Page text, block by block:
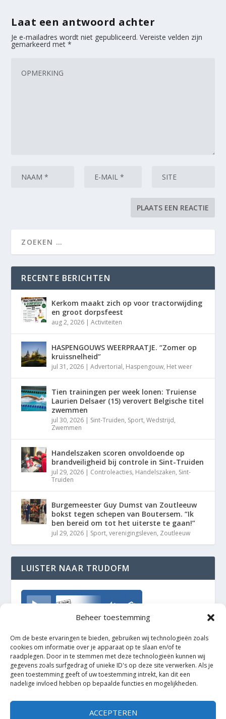
Beheer toestemming
Om de beste ervaringen te bieden, gebruiken wij technologieën zoals
cookies om informatie over je apparaat op te slaan en/of te
raadplegen. Door in te stemmen met deze technologieën kunnen wij
gegevens zoals surfgedrag of unieke ID's op deze site verwerken. Als je
geen toestemming geeft of uw toestemming intrekt, kan dit een
nadelige invloed hebben op bepaalde functies en mogelijkheden.
ACCEPTEREN
Laat een antwoord achter
Je e-mailadres wordt niet gepubliceerd. Vereiste velden zijn
gemarkeerd met*
RECENTE BERICHTEN
Kerkom maakt zich op voor tractorwijding
en groot dorpsfeest
aug 2, 2026 |Activiteiten
HASPENGOUWS WEERPRAATJE. “Zomer op
kruissnelheid”
jul 31, 2026 |Advertorial, Haspengouw, Het weer
Tien trainingen per week lonen: Truiense
Laurien Delsaer (15) verovert Belgische titel
zwemmen
jul 30, 2026 | Sint-Truiden, Sport,Wedstrijd,
Zwemmen
Handelszaken scoren onvoldoende op
brandveiligheid bij controle in Sint-Truiden
jul 29, 2026 | Controleacties, Handelszaken, Sint-
Truiden
Burgemeester Guy Dumst van Zoutleeuw
bokst tegen schepen van Boutersem. “Ik
ben bereid om tot het uiterste te gaan!”
jul 29, 2026 | Sport,verenigingsleven, Zoutleeuw
LUISTER NAAR TRUDOFM
TrudoFM